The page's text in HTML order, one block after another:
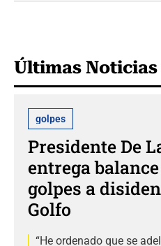
Últimas Noticias
golpes
Presidente De
entrega
golpes a
Golfo
“He ordenado que se